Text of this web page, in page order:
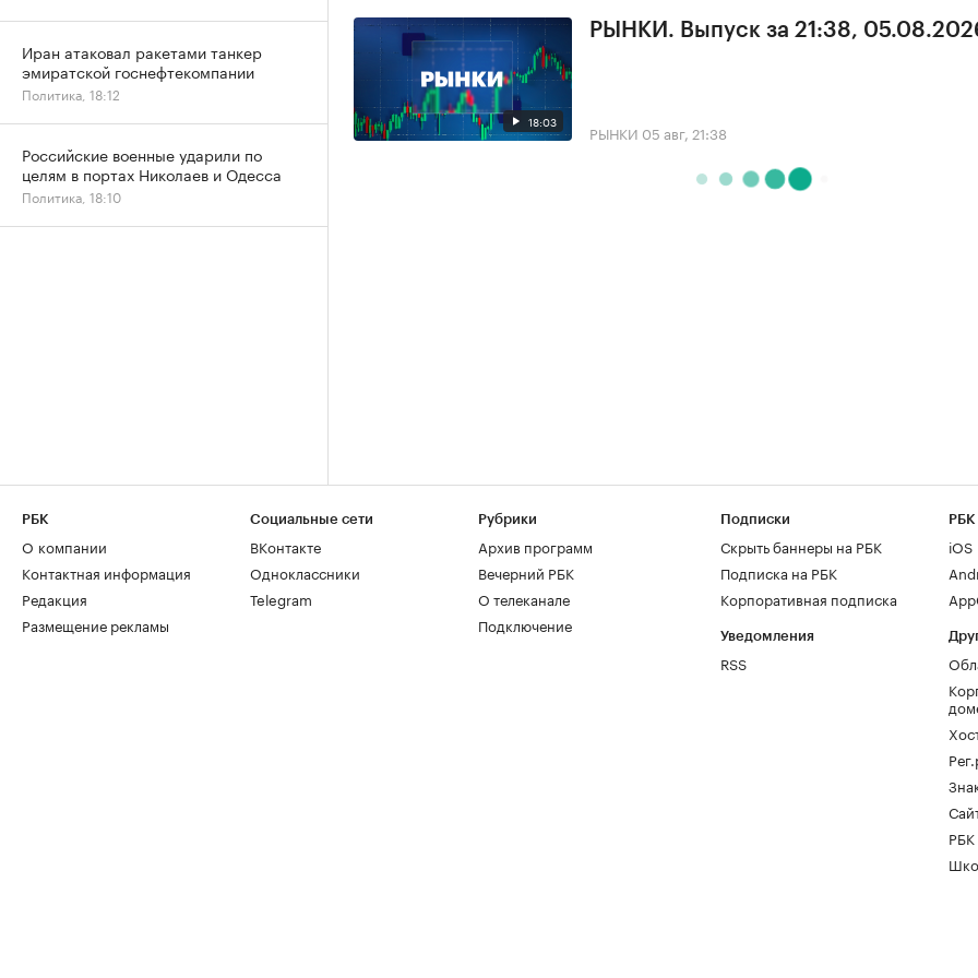
18:03
РЫНКИ. Выпуск за 21:38,
РЫНКИ 05 авг, 21:38
Иран атаковал ракетами танкер
эмиратской госнефтекомпании
Политика, 18:12
Российские военные ударили по
целям в портах Николаев и Одесса
Политика, 18:10
РБК
О компании
Контактная информация
Редакция
Размещение рекламы
Социальные сети
ВКонтакте
Одноклассники
Telegram
Рубрики
Архив программ
Вечерний РБК
О телеканале
Подключение
Подписки
Скрыть баннеры на РБК
Подписка на РБК
Корпоративная подписка
Уведомления
RSS
РБК
iOS